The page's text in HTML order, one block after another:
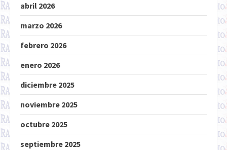
abril 2026
marzo 2026
febrero 2026
enero 2026
diciembre 2025
noviembre 2025
octubre 2025
septiembre 2025